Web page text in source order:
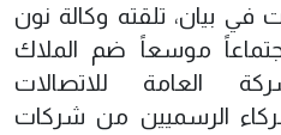
في بيان، تلقته وكالة نون
موسعاً ضم الملاك
العامة للاتصالات
الرسميين من شركات